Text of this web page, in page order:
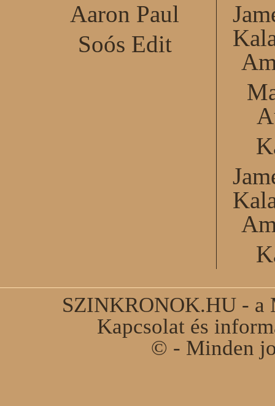
Aaron Paul
Soós Edit
SZINKRONOK.HU - a
Kapcsolat és
© - Minden